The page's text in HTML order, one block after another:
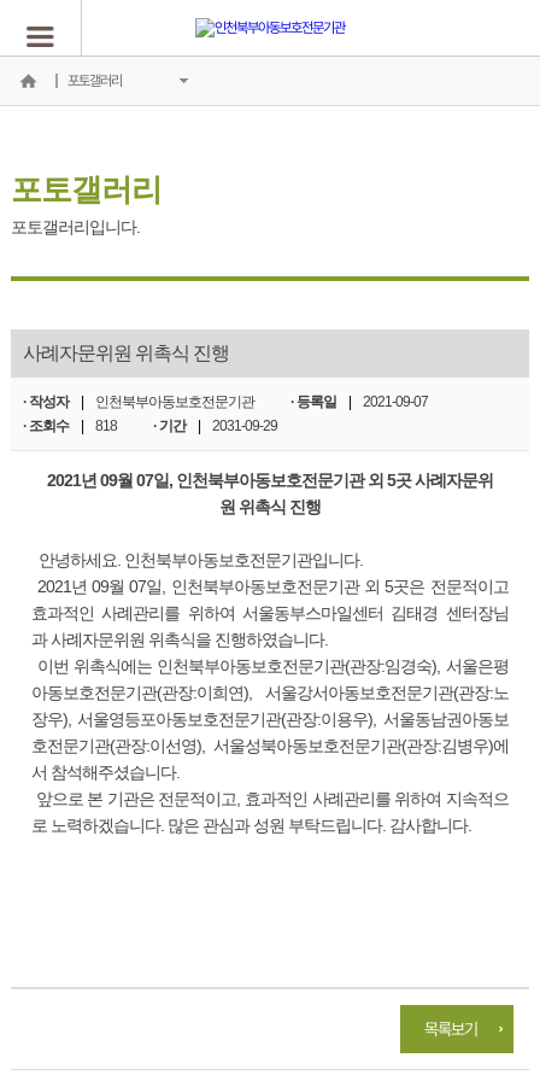
포토갤러리
포토갤러리
포토갤러리입니다.
사례자문위원 위촉식 진행
· 작성자 인천북부아동보호전문기관 · 등록일
2021-09-07
· 조회수
818 · 기간 2031-09-29
2021년 09월 07일, 인천북부아동보호전문기관 외 5곳 사례자문위
원 위촉식 진행
안녕하세요. 인천북부아동보호전문기관입니다.
2021년 09월 07일, 인천북부아동보호전문기관 외 5곳은 전문적이고
효과적인 사례관리를 위하여 서울동부스마일센터 김태경 센터장님
과 사례자문위원 위촉식을 진행하였습니다.
이번 위촉식에는 인천북부아동보호전문기관(관장:임경숙), 서울은평
아동보호전문기관(관장:이희연), 서울강서아동보호전문기관(관장:노
장우), 서울영등포아동보호전문기관(관장:이용우), 서울동남권아동보
호전문기관(관장:이선영), 서울성북아동보호전문기관(관장:김병우)에
서 참석해주셨습니다.
앞으로 본 기관은 전문적이고, 효과적인 사례관리를 위하여 지속적으
로 노력하겠습니다. 많은 관심과 성원 부탁드립니다. 감사합니다.
목록보기